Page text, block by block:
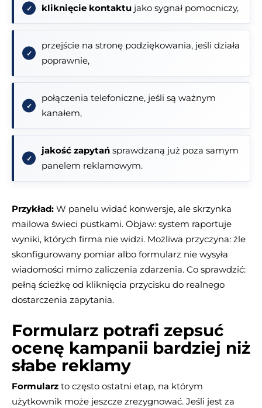
kliknięcie kontaktu jako sygnał pomocniczy,
przejście na stronę podziękowania, jeśli działa
poprawnie,
połączenia telefoniczne, jeśli są ważnym
kanałem,
jakość zapytań sprawdzaną już poza samym
panelem reklamowym.
Przykład: W panelu widać konwersje, ale skrzynka
mailowa świeci pustkami. Objaw: system raportuje
wyniki, których firma nie widzi. Możliwa przyczyna: źle
skonfigurowany pomiar albo formularz nie wysyła
wiadomości mimo zaliczenia zdarzenia. Co sprawdzić:
pełną ścieżkę od kliknięcia przycisku do realnego
dostarczenia zapytania.
Formularz potrafi zepsuć
ocenę kampanii bardziej niż
słabe reklamy
Formularz to często ostatni etap, na którym
użytkownik może jeszcze zrezygnować. Jeśli jest za